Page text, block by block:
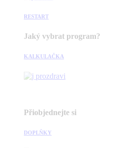
RESTART
Jaký vybrat program?
KALKULAČKA
Přiobjednejte si
DOPLŇKY